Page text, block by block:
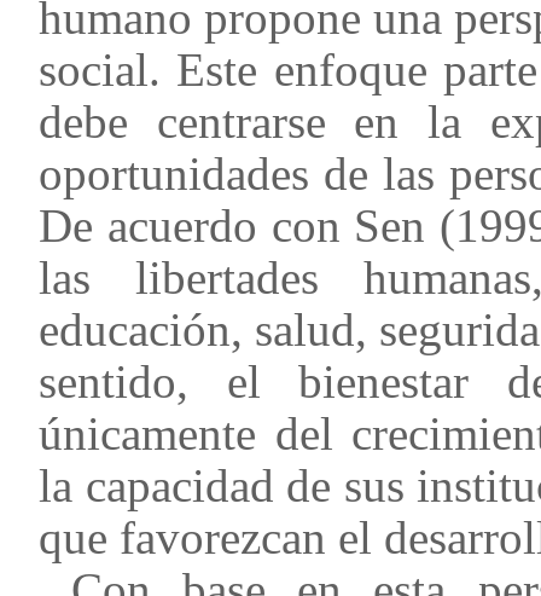
humano propone una
social. Este enfoque
debe centrarse en la
oportunidades de las
De acuerdo con Sen
las libertades
educación, salud,
sentido, el bienestar
únicamente del
la capacidad de sus
que favorezcan el